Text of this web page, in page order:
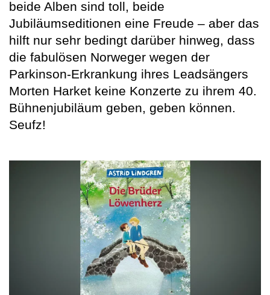
beide Alben sind toll, beide
Jubiläumseditionen eine Freude – aber das
hilft nur sehr bedingt darüber hinweg, dass
die fabulösen Norweger wegen der
Parkinson-Erkrankung ihres Leadsängers
Morten Harket keine Konzerte zu ihrem 40.
Bühnenjubiläum geben, geben können.
Seufz!